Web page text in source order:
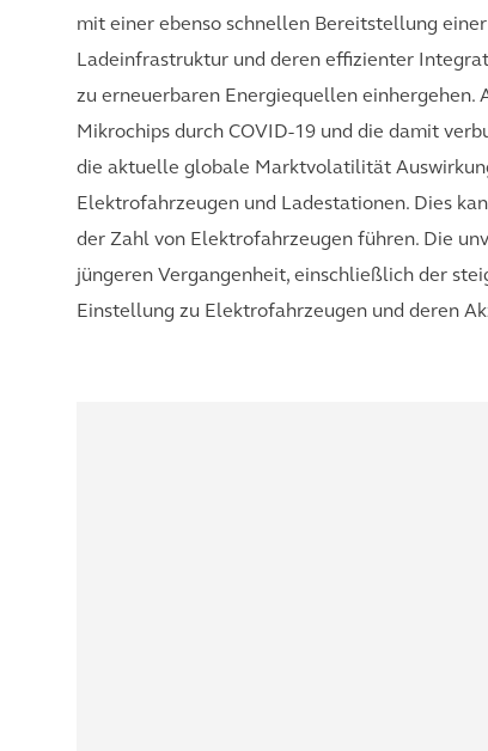
mit einer ebenso schnellen Bereitstellung
Ladeinfrastruktur und deren effizienter
zu erneuerbaren Energiequellen einhergehen.
Mikrochips durch COVID-19 und die damit
die aktuelle globale Marktvolatilität
Elektrofahrzeugen und Ladestationen. Dies
der Zahl von Elektrofahrzeugen führen. Die
jüngeren Vergangenheit, einschließlich der
Einstellung zu Elektrofahrzeugen und deren